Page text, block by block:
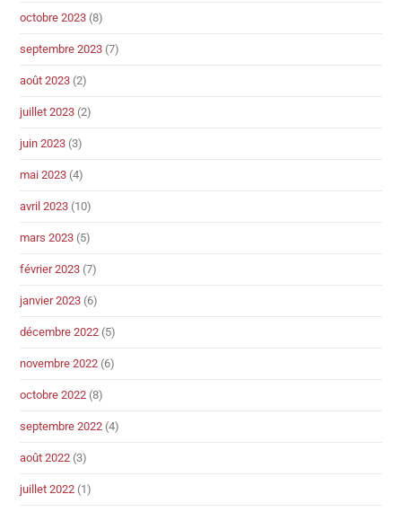
octobre 2023 (8)
septembre 2023 (7)
août 2023 (2)
juillet 2023 (2)
juin 2023 (3)
mai 2023 (4)
avril 2023 (10)
mars 2023 (5)
février 2023 (7)
janvier 2023 (6)
décembre 2022 (5)
novembre 2022 (6)
octobre 2022 (8)
septembre 2022 (4)
août 2022 (3)
juillet 2022 (1)